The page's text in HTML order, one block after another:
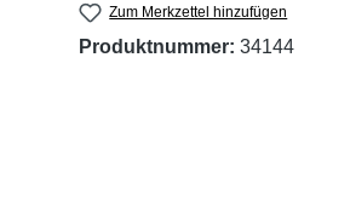
Zum Merkzettel hinzufügen
Produktnummer: 34144